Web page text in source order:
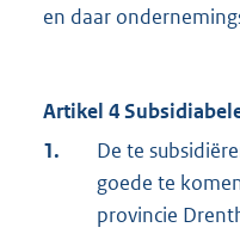
en daar
Artikel 4
1.
De te
goede te
provincie